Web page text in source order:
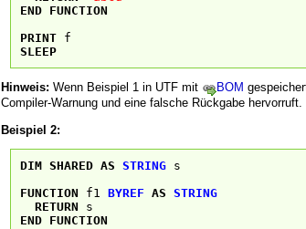
END FUNCTION
PRINT f
SLEEP
Hinweis: Wenn Beispiel 1 in UTF mit BOM
Compiler-Warnung und eine falsche Rückgabe hervorruft.
Beispiel 2:
DIM SHARED AS STRING s
FUNCTION f1 BYREF AS STRING
RETURN s
END FUNCTION